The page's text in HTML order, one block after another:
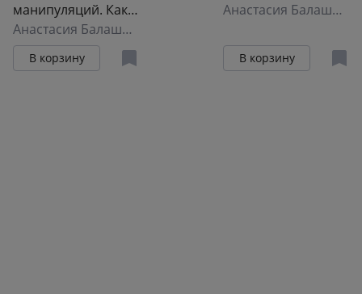
манипуляций. Как
добиваться своего
и защититься от
чужого влияния
Анастасия Балашова
В корзину
Воркбук для
работы: приемы,
техники,
Анастасия Балашова
В корзину